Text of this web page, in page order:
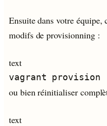
Ensuite dans votre équipe,
modifs de provisionning :
text
ou bien réinitialiser
text